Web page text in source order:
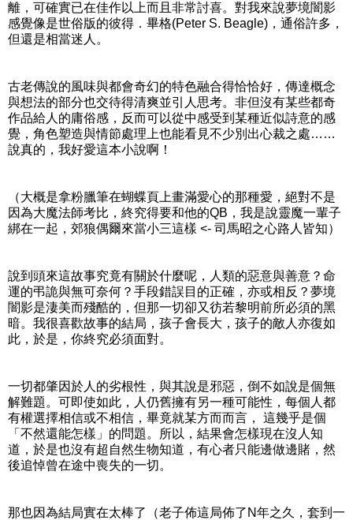
離，可確實已在佳作以上而且非常討喜。對我來說夢境闇影
感覺像是世俗版的彼得．畢格(Peter S. Beagle)，通俗許多，
但還是相當迷人。
古老傳說的風味與都會奇幻的特色融合得恰恰好，傳達概念
與想法的部分也交待得清爽並引人思考。非但沒有某些都奇
作品給人的庸俗感，反而可以從中感受到某種近似詩意的感
覺，角色塑造與情節處理上也能看見不少別出心裁之處……
說真的，我好愛這本小說啊！
（大概是拿粉臘筆在蝴蝶頁上畫滿愛心的那種愛，絕對不是
因為大魔法師考比，終究得要和他的QB，我是說靈魔一輩子
綁在一起，郊狼偶爾來當小三這樣 <- 司馬昭之心路人皆知）
說到頭來這故事究竟有關於什麼呢，人類的惡意與善意？命
運的弔詭與無可奈何？手段錯誤目的正確，亦或相反？夢境
闇影是淒美而殘酷的，但那一切卻又彷若黎明前所必須的黑
暗。我很喜歡故事的結局，孩子會長大，孩子的敵人亦復如
此，於是，你終究必須面對。
一切都肇因於人的劣根性，與其說是邪惡，倒不如說是個無
解難題。可即使如此，人仍舊擁有另一種可能性，每個人都
有權選擇相信或不相信，畢竟就某方而而言， 這幾乎是個
「不然還能怎樣」的問題。所以，結果會怎樣現在沒人知
道，於是也沒有超自然生物知道，有心者只能邊做邊賭，然
後追悼曾在途中喪失的一切。
那也因為結局實在太棒了（老子佈這局佈了N年之久，套到一